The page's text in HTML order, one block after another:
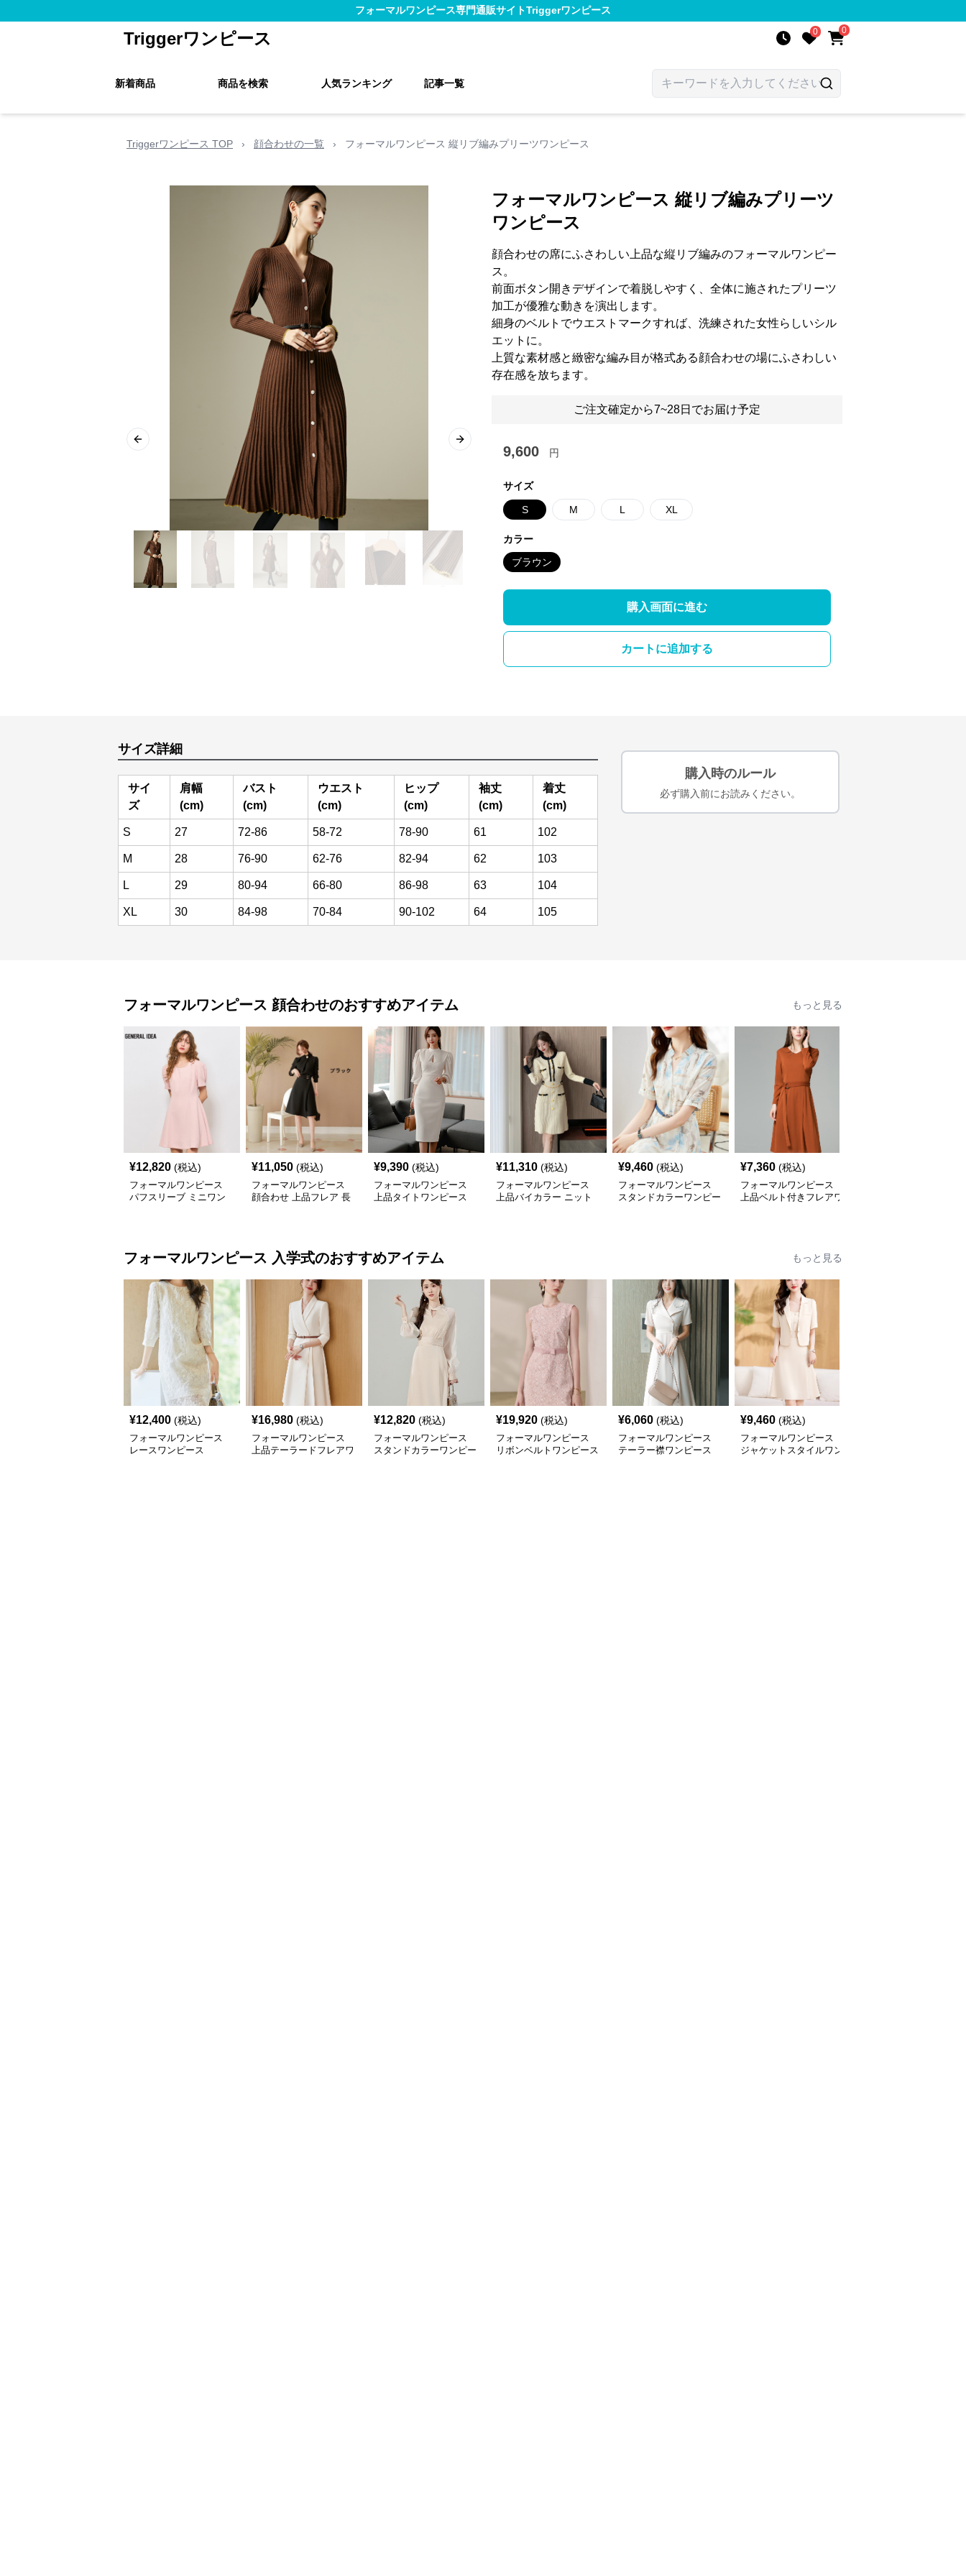
フォーマルワンピース専門通販サイトTriggerワンピース
Triggerワンピース 0 0
新着商品 商品を検索 人気ランキング 記事一覧
Triggerワンピース TOP › 顔合わせの一覧 › フォーマルワンピース 縦リブ編みプリーツワンピース
Previous slide Next slide
フォーマルワンピース 縦リブ編みプリーツ
ワンピース
顔合わせの席にふさわしい上品な縦リブ編みのフォーマルワンピー
ス。
前面ボタン開きデザインで着脱しやすく、全体に施されたプリーツ
加工が優雅な動きを演出します。
細身のベルトでウエストマークすれば、洗練された女性らしいシル
エットに。
上質な素材感と緻密な編み目が格式ある顔合わせの場にふさわしい
存在感を放ちます。
ご注文確定から7~28日でお届け予定
9,600 円
サイズ
S M L XL
カラー
ブラウン
購入画面に進む
カートに追加する
サイズ詳細
サイ
ズ
肩幅
(cm)
バスト
(cm)
ウエスト
(cm)
ヒップ
(cm)
袖丈
(cm)
着丈
(cm)
S 27 72-86 58-72 78-90 61 102
M 28 76-90 62-76 82-94 62 103
L 29 80-94 66-80 86-98 63 104
XL 30 84-98 70-84 90-102 64 105
購入時のルール
必ず購入前にお読みください。
フォーマルワンピース 顔合わせのおすすめアイテム もっと見る
¥12,820 (税込)
フォーマルワンピース
パフスリーブ ミニワン
¥11,050 (税込)
フォーマルワンピース
顔合わせ 上品フレア 長
¥9,390 (税込)
フォーマルワンピース
上品タイトワンピース
¥11,310 (税込)
フォーマルワンピース
上品バイカラー ニット
¥9,460 (税込)
フォーマルワンピース
スタンドカラーワンピー
¥7,360 (税込)
フォーマルワンピース
上品ベルト付きフレアワ
フォーマルワンピース 入学式のおすすめアイテム もっと見る
¥12,400 (税込)
フォーマルワンピース
レースワンピース
¥16,980 (税込)
フォーマルワンピース
上品テーラードフレアワ
¥12,820 (税込)
フォーマルワンピース
スタンドカラーワンピー
¥19,920 (税込)
フォーマルワンピース
リボンベルトワンピース
¥6,060 (税込)
フォーマルワンピース
テーラー襟ワンピース
¥9,460 (税込)
フォーマルワンピース
ジャケットスタイルワン